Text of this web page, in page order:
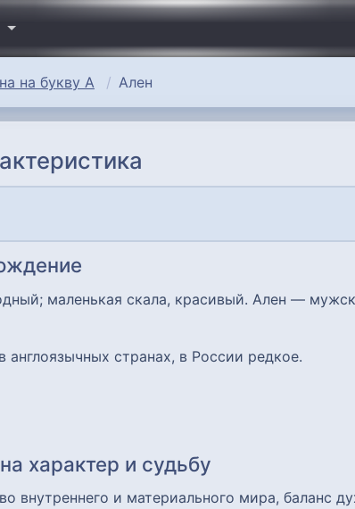
на букву А Ален
маленькая скала, красивый. Ален —
странах, в России редкое.
характер и судьбу
внутреннего и материального мира, баланс